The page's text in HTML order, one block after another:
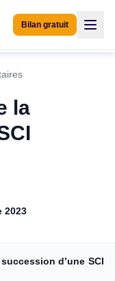
Bilan gratuit
la
2023
d’une SCI